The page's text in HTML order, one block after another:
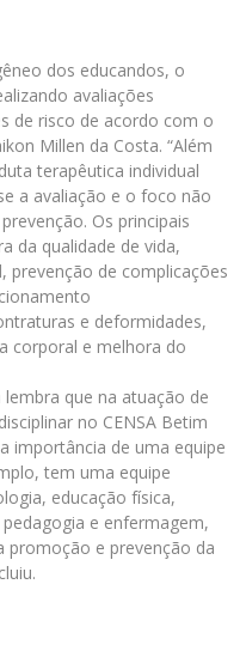
dos educandos, o
avaliações
de risco de acordo com o
Millen da Costa. “Além
terapêutica individual
a avaliação e o foco não
Os principais
da qualidade de vida,
prevenção de complicações
e deformidades,
corporal e melhora do
que na atuação de
no CENSA Betim
importância de uma equipe
tem uma equipe
educação física,
e enfermagem,
promoção e prevenção da